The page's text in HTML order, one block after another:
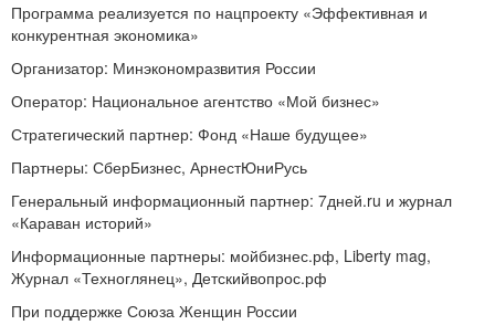
Программа реализуется по нацпроекту «Эффективная и
конкурентная экономика»
Организатор: Минэкономразвития России
Оператор: Национальное агентство «Мой бизнес»
Стратегический партнер: Фонд «Наше будущее»
Партнеры: СберБизнес, АрнестЮниРусь
Генеральный информационный партнер: 7дней.ru и журнал
«Караван историй»
Информационные партнеры: мойбизнес.рф, Liberty mag,
Журнал «Техноглянец», Детскийвопрос.рф
При поддержке Союза Женщин России